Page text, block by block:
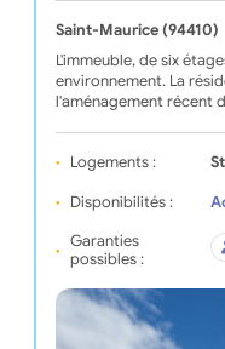
Saint-Maurice (94410)
L'immeuble, de six
environnement. La
l'aménagement récent
Logements :
Disponibilités :
Garanties
possibles :